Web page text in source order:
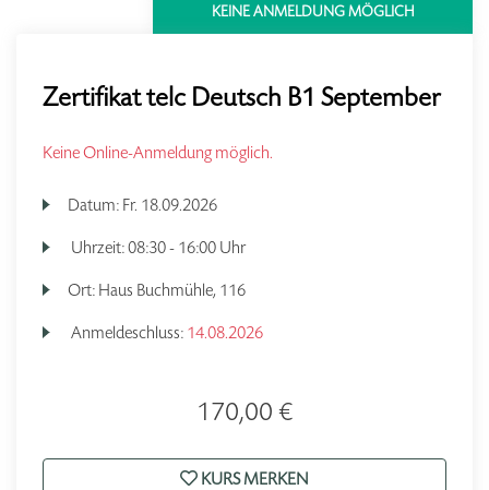
KEINE ANMELDUNG MÖGLICH
Zertifikat telc Deutsch B1 September
Keine Online-Anmeldung möglich.
Datum: Fr. 18.09.2026
Uhrzeit:08:30 - 16:00 Uhr
Ort: Haus Buchmühle, 116
Anmeldeschluss: 14.08.2026
170,00 €
KURS MERKEN